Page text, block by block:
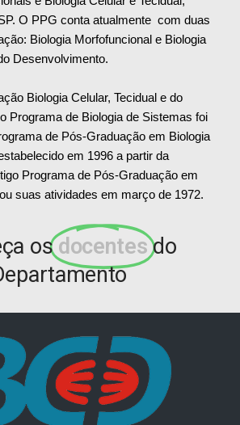
O PPG conta atualmente com duas
Biologia Morfofuncional e Biologia
Desenvolvimento.
Biologia Celular, Tecidual e do
Programa de Biologia de Sistemas foi
de Pós-Graduação em Biologia
em 1996 a partir da
Programa de Pós-Graduação em
suas atividades em março de 1972.
osdocentes do